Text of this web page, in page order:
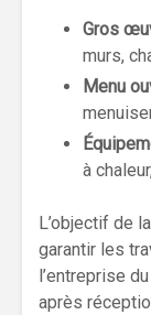
Gros
murs,
Menu
à
L’objectif de
garantir les
l’entreprise
après